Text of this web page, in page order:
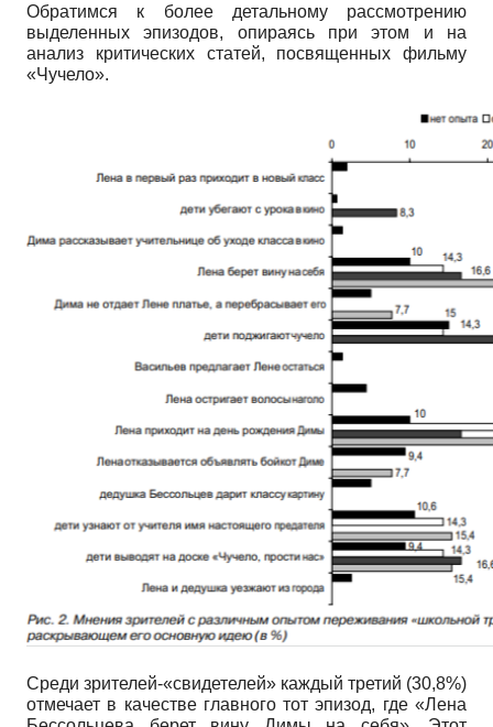
Обратимся к более детальному рассмотрению
выделенных эпизодов, опираясь при этом и на
анализ критических статей, посвященных фильму
«Чучело».
Среди зрителей-«свидетелей» каждый третий (30,8%)
отмечает в качестве главного тот эпизод, где «Лена